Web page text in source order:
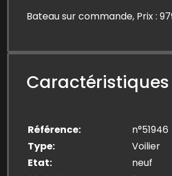
Bateau sur commande, Prix :
Caractéristiques
Référence
n°51946
Type
Voilier
Etat
neuf